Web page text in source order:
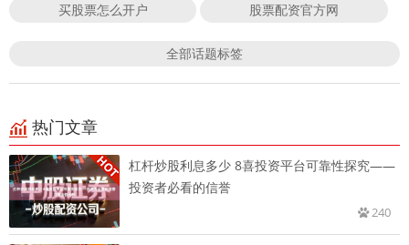
买股票怎么开户 股票配资官方网
全部话题标签
热门文章
杠杆炒股利息多少 8喜投资平台可靠性探究——
投资者必看的信誉
240